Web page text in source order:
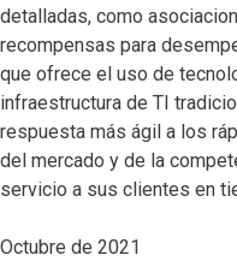
detalladas, como
recompensas para
que ofrece el uso de
infraestructura de TI
respuesta más ágil a los
del mercado y de la
servicio a sus clientes en
Octubre de 2021